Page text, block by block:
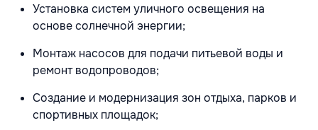
Установка систем уличного освещения на
основе солнечной энергии;
Монтаж насосов для подачи питьевой воды и
ремонт водопроводов;
Создание и модернизация зон отдыха, парков и
спортивных площадок;